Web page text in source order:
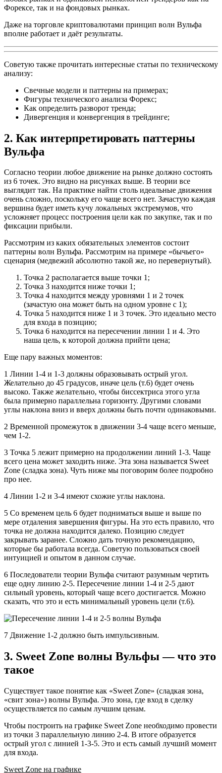
Форексе, так и на фондовых рынках.
Даже на торговле криптовалютами принцип волн Вульфа
вполне работает и даёт результаты.
Советую также прочитать интересные статьи по техническому
анализу:
Свечные модели и паттерны на примерах;
Фигуры технического анализа Форекс;
Как определить разворот тренда;
Дивергенция и конвергенция в трейдинге;
2. Как интерпретировать паттерны
Вульфа
Согласно теории любое движение на рынке должно состоять
из 6 точек. Это видно на рисунках выше. В теории все
выглядит так. На практике найти столь идеальные движения
очень сложно, поскольку его чаще всего нет. Зачастую каждая
вершина будет иметь кучу локальных экстремумов, что
усложняет процесс построения цели как по закупке, так и по
фиксации прибыли.
Рассмотрим из каких обязательных элементов состоит
паттерны волн Вульфа. Рассмотрим на примере «бычьего»
сценария (медвежий абсолютно такой же, но перевернутый).
Точка 2 располагается выше точки 1;
Точка 3 находится ниже точки 1;
Точка 4 находится между уровнями 1 и 2 точек
(зачастую она может быть на одном уровне с 1);
Точка 5 находится ниже 1 и 3 точек. Это идеально место
для входа в позицию;
Точка 6 находится на пересечении линии 1 и 4. Это
наша цель, к которой должна прийти цена;
Еще пару важных моментов:
1 Линии 1-4 и 1-3 должны образовывать острый угол.
Желательно до 45 градусов, иначе цель (т.6) будет очень
высоко. Также желательно, чтобы биссектриса этого угла
была примерно параллельна горизонту. Другими словами
углы наклона вниз и вверх должны быть почти одинаковыми.
2 Временной промежуток в движении 3-4 чаще всего меньше,
чем 1-2.
3 Точка 5 лежит примерно на продолжении линий 1-3. Чаще
всего цена может заходить ниже. Эта зона называется Sweet
Zone (сладка зона). Чуть ниже мы поговорим более подробно
про нее.
4 Линии 1-2 и 3-4 имеют схожие углы наклона.
5 Со временем цель 6 будет подниматься выше и выше по
мере отдаления завершения фигуры. На это есть правило, что
точка не должна находится далеко. Позицию следует
закрывать заранее. Сложно дать точную рекомендацию,
которые бы работала всегда. Советую пользоваться своей
интуицией и опытом в данном случае.
6 Последователи теории Вульфа считают разумным чертить
еще одну линию 2-5. Пересечение линии 1-4 и 2-5 дают
сильный уровень, который чаще всего достигается. Можно
сказать, что это и есть минимальный уровень цели (т.6).
7 Движение 1-2 должно быть импульсивным.
3. Sweet Zone волны Вульфы — что это
такое
Существует такое понятие как «Sweet Zone» (сладкая зона,
«свит зона») волны Вульфа. Это зона, где вход в сделку
осуществляется по самым лучшим ценам.
Чтобы построить на графике Sweet Zone необходимо провести
из точки 3 параллельную линию 2-4. В итоге образуется
острый угол с линией 1-3-5. Это и есть самый лучший момент
для входа.
Sweet Zone на графике